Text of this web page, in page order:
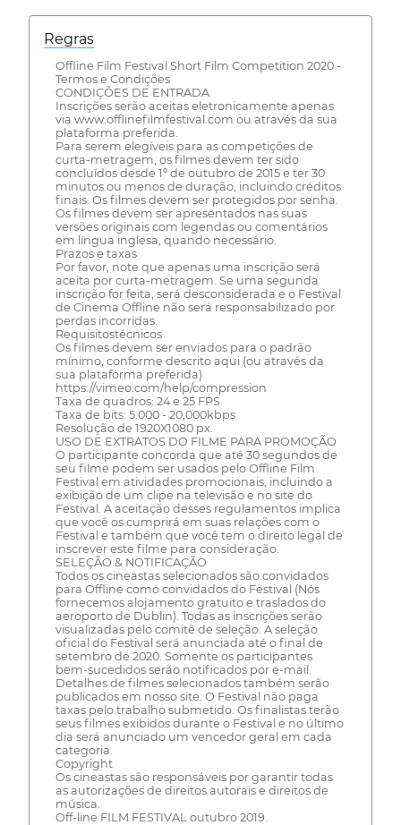
Regras
Offline Film Festival Short Film Competition 2020 -
Termos e Condições
CONDIÇÕES DE ENTRADA
Inscrições serão aceitas eletronicamente apenas
via www.offlinefilmfestival.com ou através da sua
plataforma preferida.
Para serem elegíveis para as competições de
curta-metragem, os filmes devem ter sido
concluídos desde 1º de outubro de 2015 e ter 30
minutos ou menos de duração, incluindo créditos
finais. Os filmes devem ser protegidos por senha.
Os filmes devem ser apresentados nas suas
versões originais com legendas ou comentários
em língua inglesa, quando necessário.
Prazos e taxas
Por favor, note que apenas uma inscrição será
aceita por curta-metragem. Se uma segunda
inscrição for feita, será desconsiderada e o Festival
de Cinema Offline não será responsabilizado por
perdas incorridas.
Requisitostécnicos
Os filmes devem ser enviados para o padrão
mínimo, conforme descrito aqui (ou através da
sua plataforma preferida)
https://vimeo.com/help/compression
Taxa de quadros: 24 e 25 FPS
Taxa de bits: 5.000 - 20,000kbps
Resolução de 1920X1080 px.
USO DE EXTRATOS DO FILME PARA PROMOÇÃO
O participante concorda que até 30 segundos de
seu filme podem ser usados pelo Offline Film
Festival em atividades promocionais, incluindo a
exibição de um clipe na televisão e no site do
Festival. A aceitação desses regulamentos implica
que você os cumprirá em suas relações com o
Festival e também que você tem o direito legal de
inscrever este filme para consideração.
SELEÇÃO & NOTIFICAÇÃO
Todos os cineastas selecionados são convidados
para Offline como convidados do Festival (Nós
fornecemos alojamento gratuito e traslados do
aeroporto de Dublin). Todas as inscrições serão
visualizadas pelo comitê de seleção. A seleção
oficial do Festival será anunciada até o final de
setembro de 2020. Somente os participantes
bem-sucedidos serão notificados por e-mail.
Detalhes de filmes selecionados também serão
publicados em nosso site. O Festival não paga
taxas pelo trabalho submetido. Os finalistas terão
seus filmes exibidos durante o Festival e no último
dia será anunciado um vencedor geral em cada
categoria.
Copyright
Os cineastas são responsáveis por garantir todas
as autorizações de direitos autorais e direitos de
música.
Off-line FILM FESTIVAL outubro 2019.